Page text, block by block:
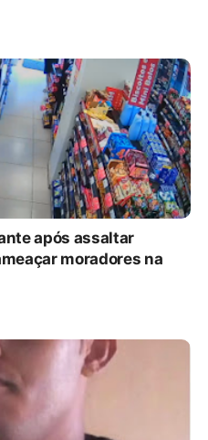
após assaltar
moradores na